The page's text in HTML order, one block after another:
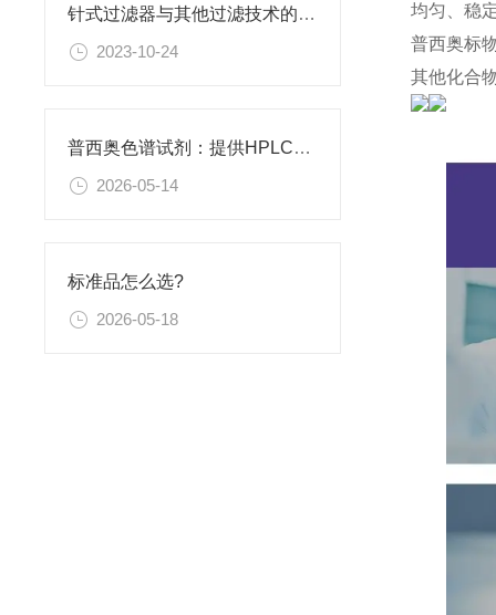
针式过滤器与其他过滤技术的比较
2023-10-24
普西奥色谱试剂：提供HPLC级、LC-MS级等多种规格色谱试剂
2026-05-14
标准品怎么选?
2026-05-18
均匀、稳
普西奥标
其他化合